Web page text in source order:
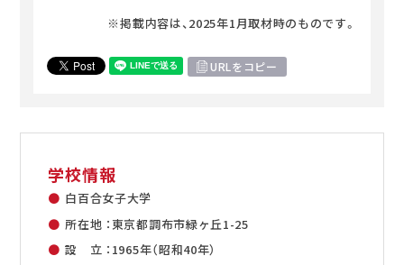
※掲載内容は、2025年1月取材時のものです。
URLをコピー
学校情報
白百合女子大学
所在地 ：東京都調布市緑ヶ丘1-25
設 立 ：1965年（昭和40年）